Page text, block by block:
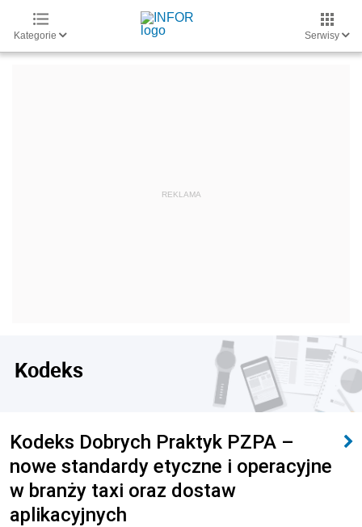
Kategorie Serwisy
Kodeks
Kodeks Dobrych Praktyk PZPA –
nowe standardy etyczne i operacyjne
w branży taxi oraz dostaw
aplikacyjnych